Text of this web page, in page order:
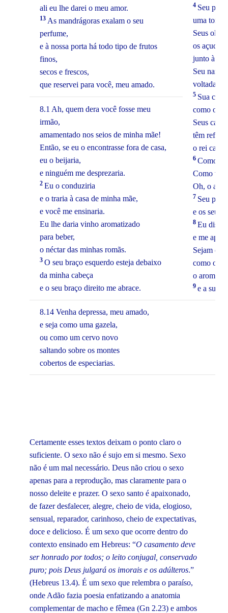
ali eu lhe darei o meu amor.
13 As mandrágoras exalam o seu
perfume,
e à nossa porta há todo tipo de frutos
finos,
secos e frescos,
que reservei para você, meu amado.
4 Seu
uma torre
Seus
os açudes
junto à
Seu nariz
voltada
5 Sua
como o
Seus
têm
o rei caiu
6 Como
Como
Oh, o
7 Seu
e os seus
8 Eu
e me
Sejam os
como os
o aroma
9 e a sua
8.1 Ah, quem dera você fosse meu
irmão,
amamentado nos seios de minha mãe!
Então, se eu o encontrasse fora de casa,
eu o beijaria,
e ninguém me desprezaria.
2 Eu o conduziria
e o traria à casa de minha mãe,
e você me ensinaria.
Eu lhe daria vinho aromatizado
para beber,
o néctar das minhas romãs.
3 O seu braço esquerdo esteja debaixo
da minha cabeça
e o seu braço direito me abrace.
8.14 Venha depressa, meu amado,
e seja como uma gazela,
ou como um cervo novo
saltando sobre os montes
cobertos de especiarias.
Certamente esses textos deixam o ponto claro o
suficiente. O sexo não é sujo em si mesmo. Sexo
não é um mal necessário. Deus não criou o sexo
apenas para a reprodução, mas claramente para o
nosso deleite e prazer. O sexo santo é apaixonado,
de fazer desfalecer, alegre, cheio de vida, elogioso,
sensual, reparador, carinhoso, cheio de expectativas,
doce e delicioso. É um sexo que ocorre dentro do
contexto ensinado em Hebreus: “O casamento deve
ser honrado por todos; o leito conjugal, conservado
puro; pois Deus julgará os imorais e os adúlteros.”
(Hebreus 13.4). É um sexo que relembra o paraíso,
onde Adão fazia poesia enfatizando a anatomia
complementar de macho e fêmea (Gn 2.23) e ambos